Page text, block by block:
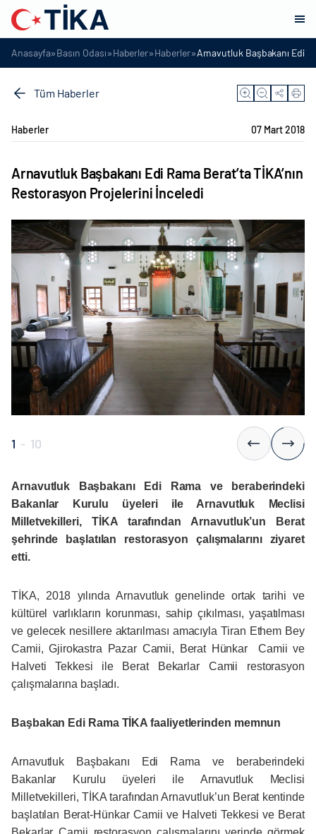
Anasayfa»Basın Odası»Haberler»Haberler»Arnavutluk Başbakanı Edi
Tüm Haberler
Haberler 07 Mart 2018
Arnavutluk Başbakanı Edi Rama Berat’ta TİKA’nın
Restorasyon Projelerini İnceledi
1 - 10
Arnavutluk Başbakanı Edi Rama ve beraberindeki
Bakanlar Kurulu üyeleri ile Arnavutluk Meclisi
Milletvekilleri, TİKA tarafından Arnavutluk’un Berat
şehrinde başlatılan restorasyon çalışmalarını ziyaret
etti.
TİKA, 2018 yılında Arnavutluk genelinde ortak tarihi ve
kültürel varlıkların korunması, sahip çıkılması, yaşatılması
ve gelecek nesillere aktarılması amacıyla Tiran Ethem Bey
Camii, Gjirokastra Pazar Camii, Berat Hünkar Camii ve
Halveti Tekkesi ile Berat Bekarlar Camii restorasyon
çalışmalarına başladı.
Başbakan Edi Rama TİKA faaliyetlerinden memnun
Arnavutluk Başbakanı Edi Rama ve beraberindeki
Bakanlar Kurulu üyeleri ile Arnavutluk Meclisi
Milletvekilleri, TİKA tarafından Arnavutluk’un Berat kentinde
başlatılan Berat-Hünkar Camii ve Halveti Tekkesi ve Berat